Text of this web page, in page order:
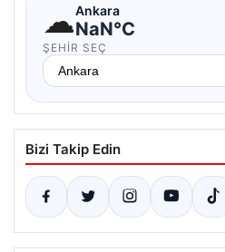
☁Ankara
NaN°C
ŞEHIR SEÇ
Bizi Takip Edin